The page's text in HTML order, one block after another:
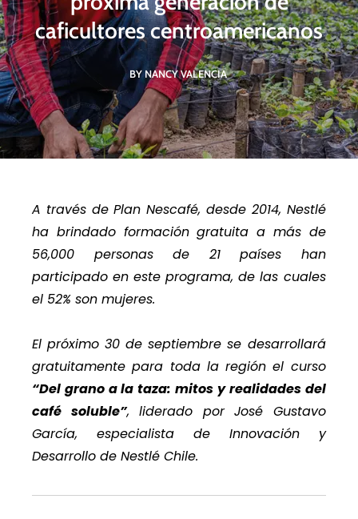
caficultores centroamericanos
BY NANCY VALENCIA
A través de Plan Nescafé, desde 2014, Nestlé
ha brindado formación gratuita a más de
56,000 personas de 21 países han
participado en este programa, de las cuales
el 52% son mujeres.
El próximo 30 de septiembre se desarrollará
gratuitamente para toda la región el curso
“Del grano a la taza: mitos y realidades del
café soluble”, liderado por José Gustavo
García, especialista de Innovación y
Desarrollo de Nestlé Chile.